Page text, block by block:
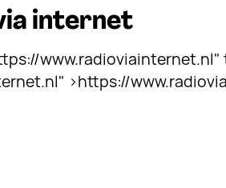
internet
>https://